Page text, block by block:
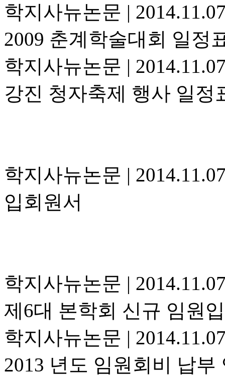
학지사뉴논문 |
2009 춘계학술대회 일정
학지사뉴논문 |
강진 청자축제 행사 일정
학지사뉴논문 |
입회원서
학지사뉴논문 |
제6대 본학회 신규 임원
학지사뉴논문 |
2013 년도 임원회비 납부